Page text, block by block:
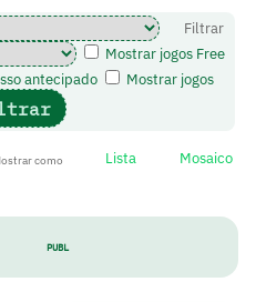
Filtrar
Mostrar jogos Free
antecipado
Mostrar jogos
como Lista Mosaico
PUBL